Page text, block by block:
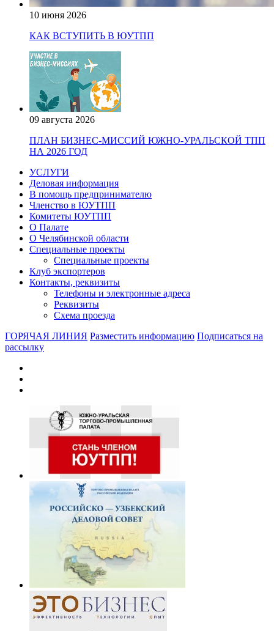
10 июня 2026
КАК ВСТУПИТЬ В ЮУТПП
09 августа 2026
ПЛАН БИЗНЕС-МИССИЙ ЮЖНО-УРАЛЬСКОЙ ТПП
НА 2026 ГОД
УСЛУГИ
Деловая информация
В помощь предпринимателю
Членство в ЮУТПП
Комитеты ЮУТПП
О Палате
О Челябинской области
Специальные проекты
Специальные проекты
Клуб экспортеров
Контакты, реквизиты
Телефоны и электронные адреса
Реквизиты
Схема проезда
ГОРЯЧАЯ ЛИНИЯ Разместить информацию Подписаться на
рассылку